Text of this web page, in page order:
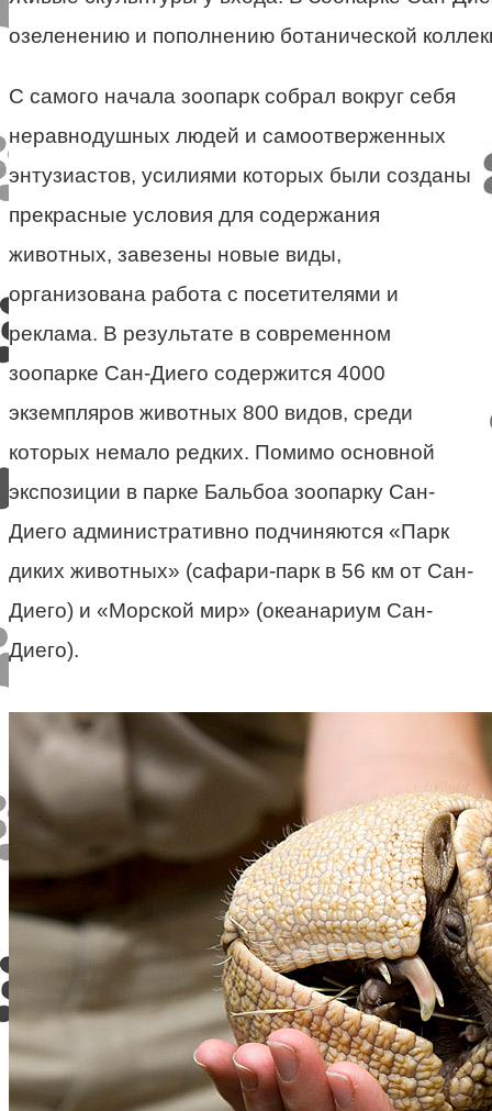
озеленению и пополнению ботанической
С самого начала зоопарк собрал вокруг себя
неравнодушных людей и самоотверженных
энтузиастов, усилиями которых были созданы
прекрасные условия для содержания
животных, завезены новые виды,
организована работа с посетителями и
реклама. В результате в современном
зоопарке Сан-Диего содержится 4000
экземпляров животных 800 видов, среди
которых немало редких. Помимо основной
экспозиции в парке Бальбоа зоопарку Сан-
Диего административно подчиняются «Парк
диких животных» (сафари-парк в 56 км от Сан-
Диего) и «Морской мир» (океанариум Сан-
Диего).